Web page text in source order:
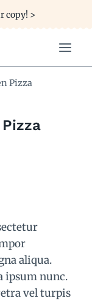
copy! >
Pizza
aliqua.
ipsum nunc.
vel turpis